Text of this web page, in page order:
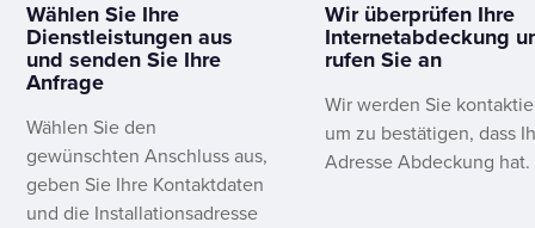
Wählen Sie Ihre
Dienstleistungen aus
und senden Sie Ihre
Anfrage
Wählen Sie den
gewünschten Anschluss aus,
geben Sie Ihre Kontaktdaten
und die Installationsadresse
Wir überprüfen Ihre
Internetabdeckung
rufen Sie an
Wir werden Sie
um zu bestätigen, dass
Adresse Abdeckung hat.